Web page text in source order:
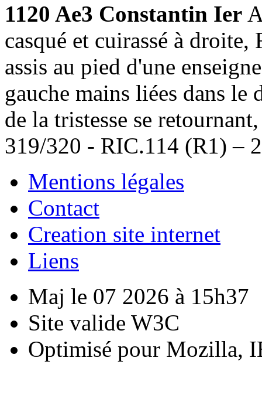
1120 Ae3 Constantin Ier
casqué et cuirassé à
assis au pied d'une
gauche mains liées dans
de la tristesse se
319/320 - RIC.114 (R1) –
Mentions légales
Contact
Creation site internet
Liens
Maj le 07 2026 à 15h37
Site valide W3C
Optimisé pour Mozilla,